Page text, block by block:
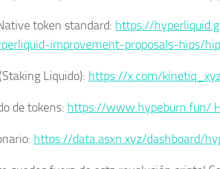
token standard: https://
improvement-proposals-hips/
Liquido): https://x.com/
de tokens: https://www.hypeburn.fun/
https://data.asxn.xyz/dashboard/